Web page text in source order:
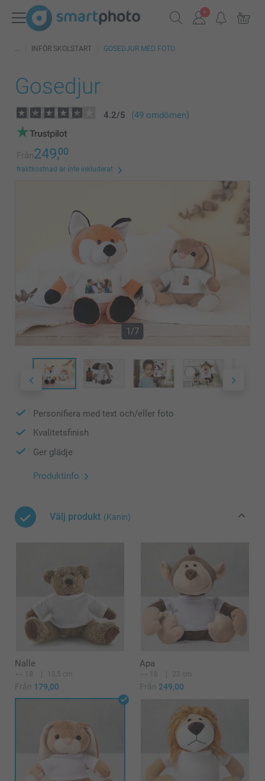
INFÖR SKOLSTART GOSEDJUR MED FOTO
Gosedjur
4.2/5 (49 omdömen)
Från249,00
fraktkostnad är inte inkluderat
1/7
Personifiera med text och/eller foto
Kvalitetsfinish
Ger glädje
Produktinfo
Välj produkt (Kanin)
Nalle
18 15,5 cm
Från 179,00
Apa
18 23 cm
Från 249,00